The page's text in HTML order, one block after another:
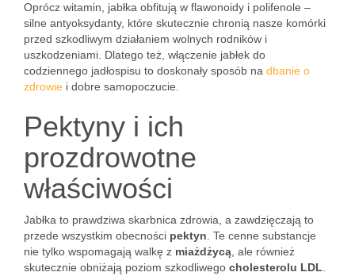
Oprócz witamin, jabłka obfitują w flawonoidy i polifenole –
silne antyoksydanty, które skutecznie chronią nasze komórki
przed szkodliwym działaniem wolnych rodników i
uszkodzeniami. Dlatego też, włączenie jabłek do
codziennego jadłospisu to doskonały sposób na dbanie o
zdrowie i dobre samopoczucie.
Pektyny i ich
prozdrowotne
właściwości
Jabłka to prawdziwa skarbnica zdrowia, a zawdzięczają to
przede wszystkim obecności pektyn . Te cenne substancje
nie tylko wspomagają walkę z miażdżycą , ale również
skutecznie obniżają poziom szkodliwego cholesterolu LDL